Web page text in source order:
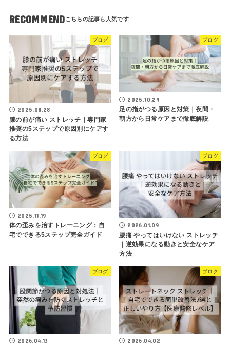
RECOMMEND
ブログ
2025.08.28
膝の前が痛い ストレッチ｜専門家
推奨の5ステップで原因別にケアす
る方法
ブログ
2025.10.29
足の指がつる原因と対策｜夜間・
朝方から日常ケアまで徹底解説
ブログ
2025.11.19
体の歪みを治すトレーニング：自
宅でできる5ステップ完全ガイド
ブログ
2026.01.09
腰痛 やってはいけない ストレッチ
｜逆効果になる動きと安全なケア
方法
ブログ
2026.04.13
ブログ
2026.04.02